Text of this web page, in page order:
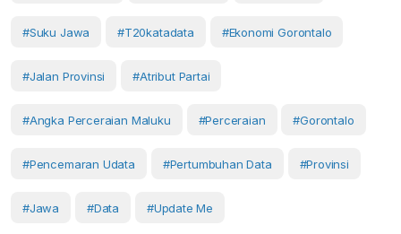
#suku Jawa #t20katadata #ekonomi Gorontalo
#Jalan Provinsi #atribut Partai
#angka Perceraian Maluku #Perceraian #Gorontalo
#pencemaran Udata #Pertumbuhan Data #Provinsi
#Jawa #Data #Update Me